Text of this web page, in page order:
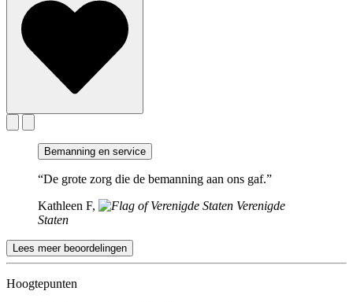
Bemanning en service
“De grote zorg die de bemanning aan ons gaf.”
Kathleen F,
Verenigde
Staten
Lees meer beoordelingen
Hoogtepunten